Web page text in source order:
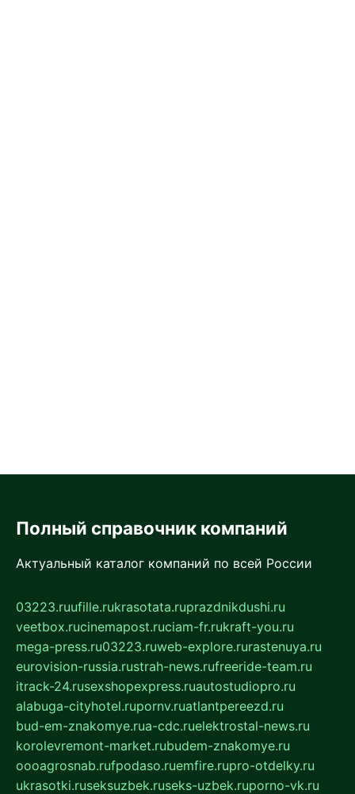
Полный справочник компаний
Актуальный каталог компаний по всей России
03223.ruufille.rukrasotata.ruprazdnikdushi.ru
veetbox.rucinemapost.ruciam-fr.rukraft-you.ru
mega-press.ru03223.ruweb-explore.rurastenuya.ru
eurovision-russia.rustrah-news.rufreeride-team.ru
itrack-24.rusexshopexpress.ruautostudiopro.ru
alabuga-cityhotel.rupornv.ruatlantpereezd.ru
bud-em-znakomye.rua-cdc.ruelektrostal-news.ru
korolevremont-market.rubudem-znakomye.ru
oooagrosnab.rufpodaso.ruemfire.rupro-otdelky.ru
ukrasotki.ruseksuzbek.ruseks-uzbek.ruporno-vk.ru